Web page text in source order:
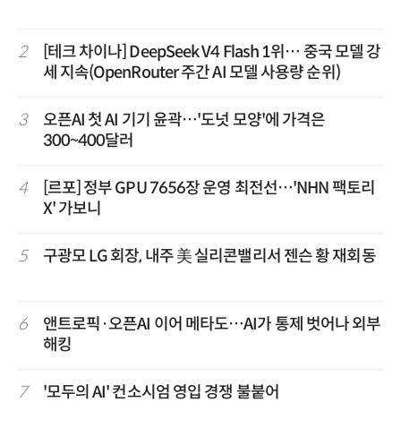
2
[테크 차이나] DeepSeek V4 Flash 1위… 중국 모델 강
세 지속(OpenRouter 주간 AI 모델 사용량 순위)
3
오픈AI 첫 AI 기기 윤곽…'도넛 모양'에 가격은
300~400달러
4
[르포] 정부 GPU 7656장 운영 최전선…'NHN 팩토리
X' 가보니
5 구광모 LG 회장, 내주 美 실리콘밸리서 젠슨 황 재회동
6
앤트로픽·오픈AI 이어 메타도…AI가 통제 벗어나 외부
해킹
7 '모두의 AI' 컨소시엄 영입 경쟁 불붙어